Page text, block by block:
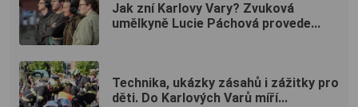
Jak zní Karlovy Vary? Zvuková
umělkyně Lucie Páchová provede...
Technika, ukázky zásahů i zážitky pro
děti. Do Karlových Varů míří...